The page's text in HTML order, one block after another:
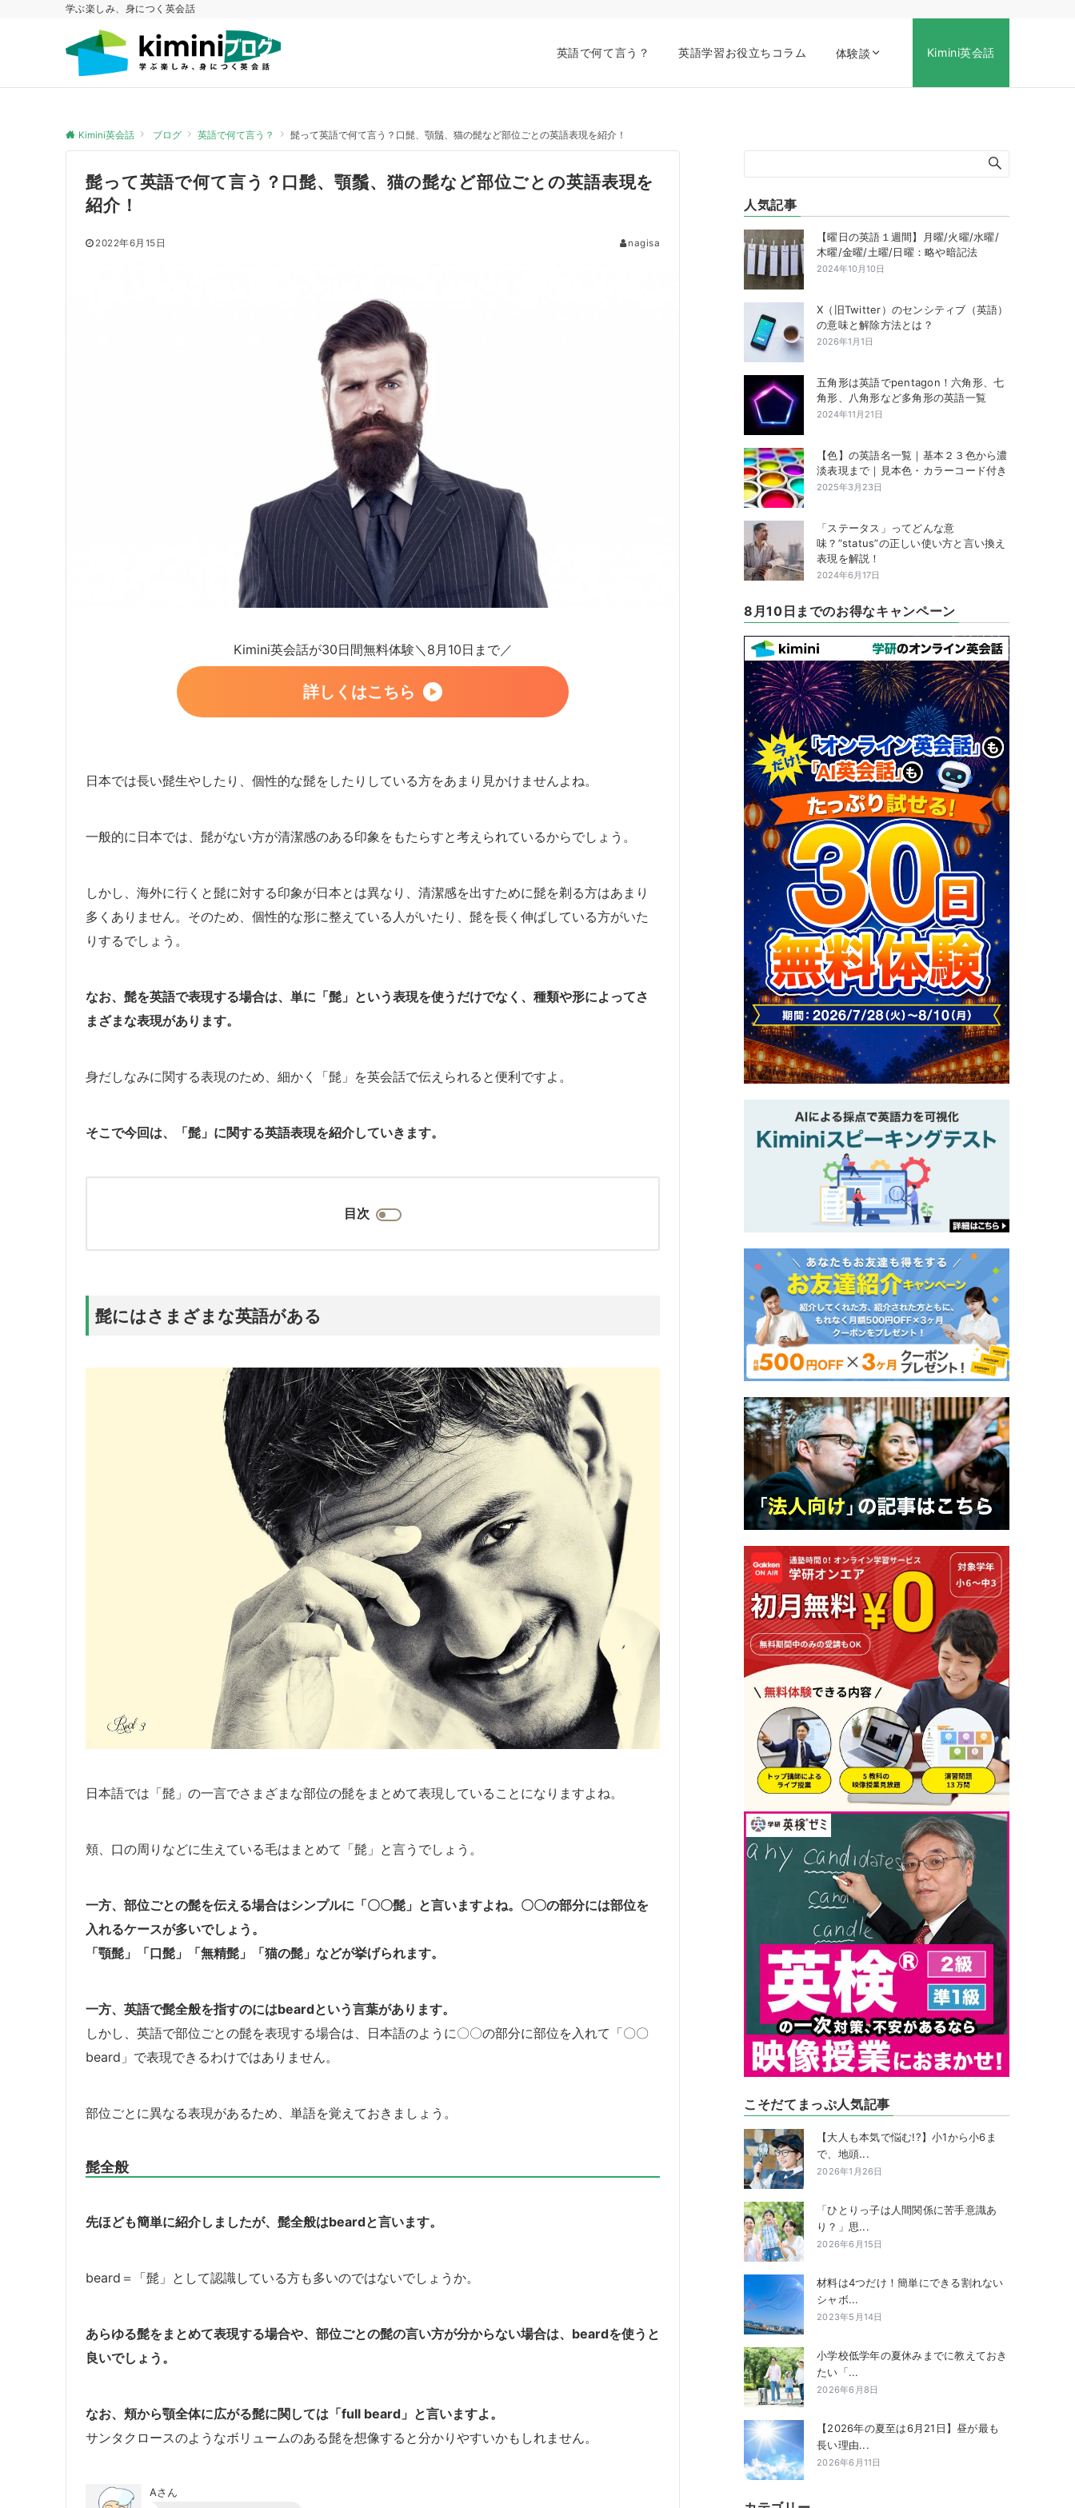
学ぶ楽しみ、身につく英会話
英語で何て言う？ 英語学習お役立ちコラム 体験談 Kimini英会話
Kimini英会話 ブログ 英語で何て言う？ 髭って英語で何て言う？口髭、顎鬚、猫の髭など部位ごとの英語表現を紹介！
髭って英語で何て言う？口髭、顎鬚、猫の髭など部位ごとの英語表現を
紹介！
2022年6月15日 nagisa
Kimini英会話が30日間無料体験＼8月10日まで／
詳しくはこちら
日本では長い髭生やしたり、個性的な髭をしたりしている方をあまり見かけませんよね。
一般的に日本では、髭がない方が清潔感のある印象をもたらすと考えられているからでしょう。
しかし、海外に行くと髭に対する印象が日本とは異なり、清潔感を出すために髭を剃る方はあまり
多くありません。そのため、個性的な形に整えている人がいたり、髭を長く伸ばしている方がいた
りするでしょう。
なお、髭を英語で表現する場合は、単に「髭」という表現を使うだけでなく、種類や形によってさ
まざまな表現があります。
身だしなみに関する表現のため、細かく「髭」を英会話で伝えられると便利ですよ。
そこで今回は、「髭」に関する英語表現を紹介していきます。
目次
髭にはさまざまな英語がある
日本語では「髭」の一言でさまざまな部位の髭をまとめて表現していることになりますよね。
頬、口の周りなどに生えている毛はまとめて「髭」と言うでしょう。
一方、部位ごとの髭を伝える場合はシンプルに「〇〇髭」と言いますよね。〇〇の部分には部位を
入れるケースが多いでしょう。
「顎髭」「口髭」「無精髭」「猫の髭」などが挙げられます。
一方、英語で髭全般を指すのにはbeardという言葉があります。
しかし、英語で部位ごとの髭を表現する場合は、日本語のように〇〇の部分に部位を入れて「〇〇
beard」で表現できるわけではありません。
部位ごとに異なる表現があるため、単語を覚えておきましょう。
髭全般
先ほども簡単に紹介しましたが、髭全般はbeardと言います。
beard＝「髭」として認識している方も多いのではないでしょうか。
あらゆる髭をまとめて表現する場合や、部位ごとの髭の言い方が分からない場合は、beardを使うと
良いでしょう。
なお、頬から顎全体に広がる髭に関しては「full beard」と言いますよ。
サンタクロースのようなボリュームのある髭を想像すると分かりやすいかもしれません。
Aさん
人気記事
【曜日の英語１週間】月曜/火曜/水曜/
木曜/金曜/土曜/日曜：略や暗記法
2024年10月10日
X（旧Twitter）のセンシティブ（英語）
の意味と解除方法とは？
2026年1月1日
五角形は英語でpentagon！六角形、七
角形、八角形など多角形の英語一覧
2024年11月21日
【色】の英語名一覧｜基本２３色から濃
淡表現まで｜見本色・カラーコード付き
2025年3月23日
「ステータス」ってどんな意
味？”status”の正しい使い方と言い換え
表現を解説！
2024年6月17日
8月10日までのお得なキャンペーン
こそだてまっぷ人気記事
【大人も本気で悩む!?】小1から小6ま
で、地頭...
2026年1月26日
「ひとりっ子は人間関係に苦手意識あ
り？」思...
2026年6月15日
材料は4つだけ！簡単にできる割れない
シャボ...
2023年5月14日
小学校低学年の夏休みまでに教えておき
たい「...
2026年6月8日
【2026年の夏至は6月21日】昼が最も
長い理由...
2026年6月11日